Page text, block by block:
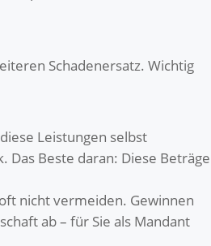
Schadenersatz. Wichtig
Leistungen selbst
Das Beste daran: Diese Beträge
nicht vermeiden. Gewinnen
ab – für Sie als Mandant